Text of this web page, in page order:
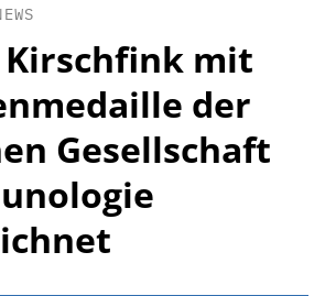
mit
der
Gesellschaft